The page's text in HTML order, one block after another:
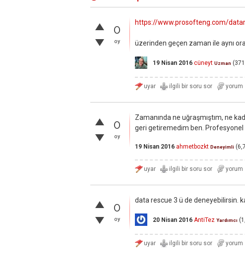
0
oy
https://www.prosofteng.com/
üzerinden geçen zaman ile aynı
19 Nisan 2016 cüneyt Uzman (
0
oy
Zamanında ne uğraşmıştım, ne
geri getiremedim ben. Profesyonel
19 Nisan 2016 ahmetbozkt Deneyimli (
0
oy
data rescue 3 ü de deneyebilirsin.
20 Nisan 2016 AntiTez Yardımcı (